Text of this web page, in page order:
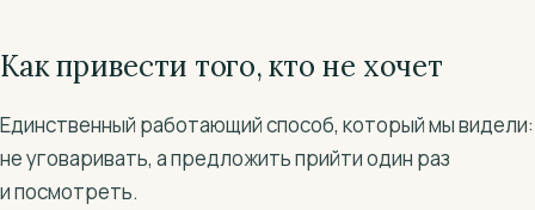
Как привести того, кто не хочет
Единственный работающий способ, который мы видели:
не уговаривать, а предложить прийти один раз
и посмотреть.